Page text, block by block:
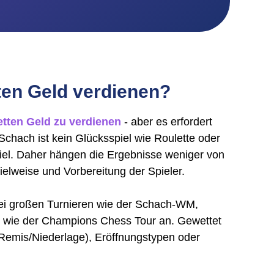
Geld verdienen?
Geld zu verdienen - aber es erfordert
ist kein Glücksspiel wie Roulette oder
Daher hängen die Ergebnisse weniger von
und Vorbereitung der Spieler.
großen Turnieren wie der Schach-WM,
der Champions Chess Tour an. Gewettet
Niederlage), Eröffnungstypen oder